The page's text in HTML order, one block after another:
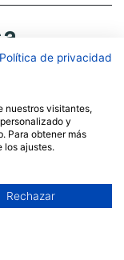
2029
Política de privacidad
nuestros visitantes,
y
Para obtener más
los ajustes.
Rechazar